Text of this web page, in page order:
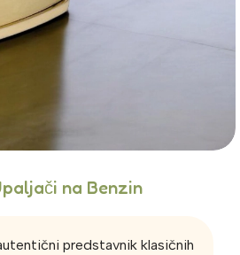
na Benzin
predstavnik klasičnih